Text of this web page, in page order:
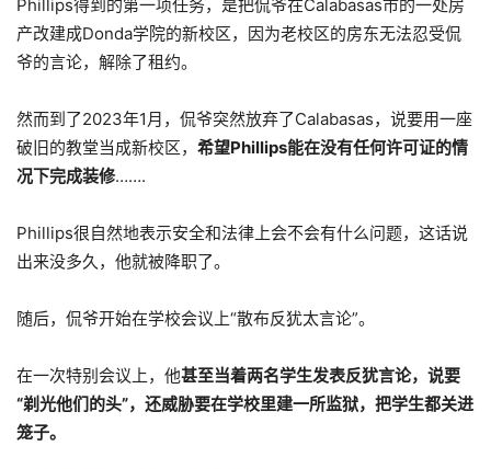
Phillips得到的第一项任务，是把侃爷在Calabasas市的一处房
产改建成Donda学院的新校区，因为老校区的房东无法忍受侃
爷的言论，解除了租约。
然而到了2023年1月，侃爷突然放弃了Calabasas，说要用一座
破旧的教堂当成新校区， 希望Phillips能在没有任何许可证的情
况下完成装修…….
Phillips很自然地表示安全和法律上会不会有什么问题，这话说
出来没多久，他就被降职了。
随后，侃爷开始在学校会议上“散布反犹太言论”。
在一次特别会议上，他甚至当着两名学生发表反犹言论，说要
“剃光他们的头”，还威胁要在学校里建一所监狱，把学生都关进
笼子。